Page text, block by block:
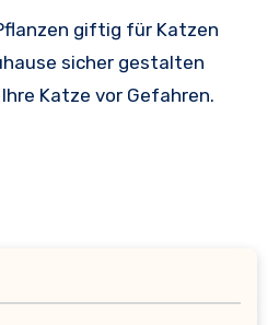
sicher gestalten
Katze vor Gefahren.